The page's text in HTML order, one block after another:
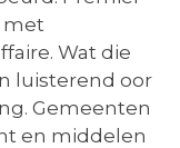
met
Wat die
luisterend oor
Gemeenten
en middelen